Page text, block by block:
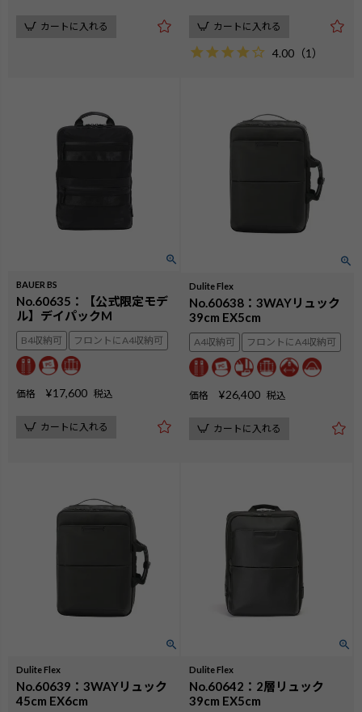
カートに入れる カートに入れる
4.00 （1）
BAUER BS
No.60635：【公式限定モデ
ル】デイパックM
B4収納可 フロントにA4収納可
価格 ¥17,600 税込
カートに入れる
Dulite Flex
No.60638：3WAYリュック
39cm EX5cm
A4収納可 フロントにA4収納可
価格 ¥26,400 税込
カートに入れる
Dulite Flex
No.60639：3WAYリュック
45cm EX6cm
Dulite Flex
No.60642：2層リュック
39cm EX5cm